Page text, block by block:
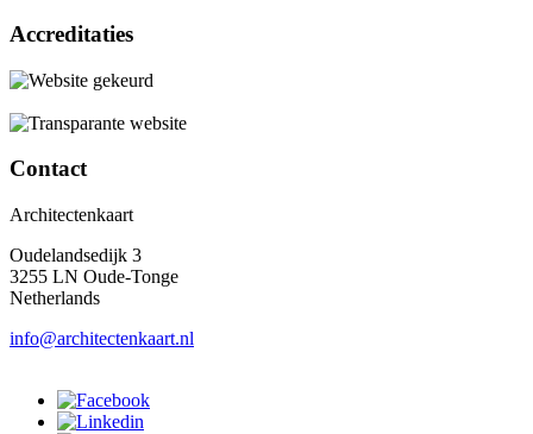
Accreditaties
Contact
Architectenkaart
Oudelandsedijk 3
3255 LN Oude-Tonge
Netherlands
info@architectenkaart.nl